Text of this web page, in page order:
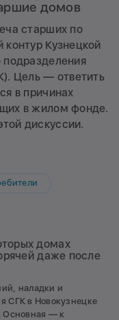
домов
старших по
Кузнецкой
подразделения
Цель — ответить
в причинах
в жилом фонде.
дискуссии.
домах
даже после
наладки и
СГК в Новокузнецке
Основная — к